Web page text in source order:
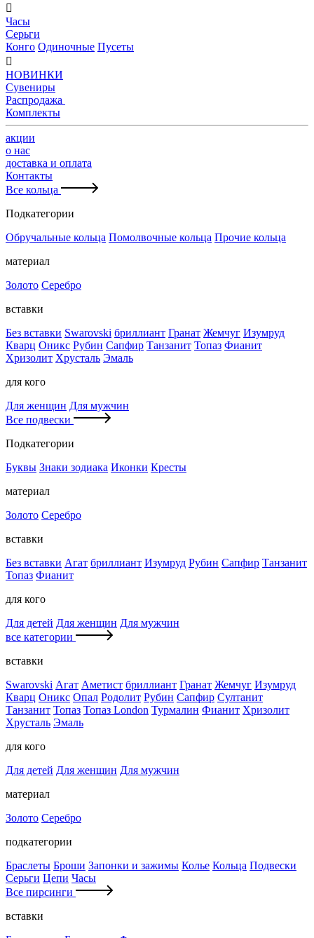

Часы
Серьги
Конго Одиночные Пусеты

НОВИНКИ
Сувениры
Распродажа
Комплекты
акции
о нас
доставка и оплата
Контакты
Все кольца
Подкатегории
Обручальные кольца Помолвочные кольца Прочие кольца
материал
Золото Серебро
вставки
Без вставки Swarovski бриллиант Гранат Жемчуг Изумруд
Кварц Оникс Рубин Сапфир Танзанит Топаз Фианит
Хризолит Хрусталь Эмаль
для кого
Для женщин Для мужчин
Все подвески
Подкатегории
Буквы Знаки зодиака Иконки Кресты
материал
Золото Серебро
вставки
Без вставки Агат бриллиант Изумруд Рубин Сапфир Танзанит
Топаз Фианит
для кого
Для детей Для женщин Для мужчин
все категории
вставки
Swarovski Агат Аметист бриллиант Гранат Жемчуг Изумруд
Кварц Оникс Опал Родолит Рубин Сапфир Султанит
Танзанит Топаз Топаз London Турмалин Фианит Хризолит
Хрусталь Эмаль
для кого
Для детей Для женщин Для мужчин
материал
Золото Серебро
подкатегории
Браслеты Броши Запонки и зажимы Колье Кольца Подвески
Серьги Цепи Часы
Все пирсинги
вставки